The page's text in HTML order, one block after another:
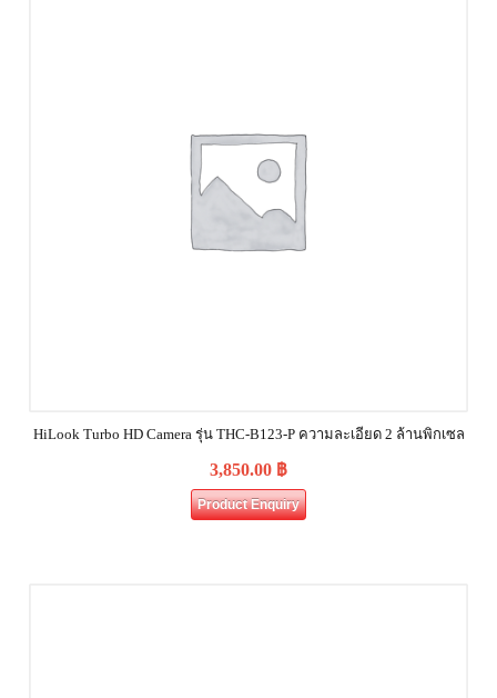
HiLook Turbo HD Camera รุ่น THC-B123-P ความละเอียด 2 ล้านพิกเซล
3,850.00 ฿
Product Enquiry